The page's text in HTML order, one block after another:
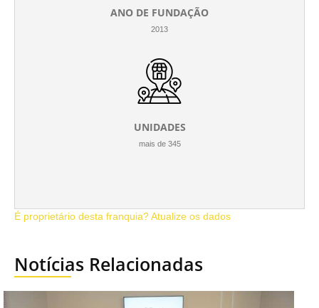
ANO DE FUNDAÇÃO
2013
UNIDADES
mais de 345
É proprietário desta franquia? Atualize os dados
Notícias Relacionadas